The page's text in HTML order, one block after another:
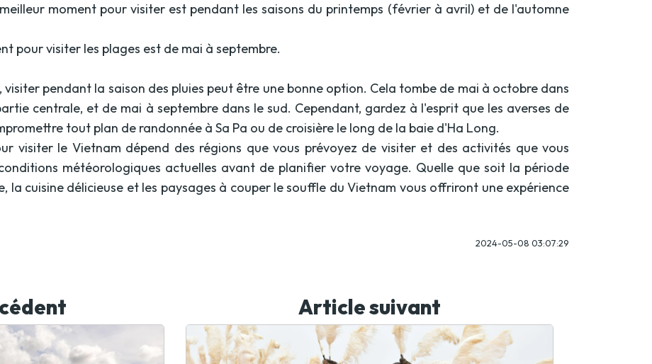
moment pour visiter est pendant les saisons du printemps (février à avril) et de l'automne
pour visiter les plages est de mai à septembre.
visiter pendant la saison des pluies peut être une bonne option. Cela tombe de mai à octobre dans
centrale, et de mai à septembre dans le sud. Cependant, gardez à l'esprit que les averses de
tout plan de randonnée à Sa Pa ou de croisière le long de la baie d'Ha Long.
visiter le Vietnam dépend des régions que vous prévoyez de visiter et des activités que vous
météorologiques actuelles avant de planifier votre voyage. Quelle que soit la période
la cuisine délicieuse et les paysages à couper le souffle du Vietnam vous offriront une expérience
2024-05-08 03:07:29
Article suivant